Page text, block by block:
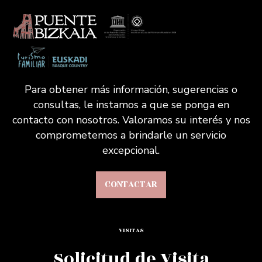
Para obtener más información, sugerencias o
consultas, le instamos a que se ponga en
contacto con nosotros. Valoramos su interés y nos
comprometemos a brindarle un servicio
excepcional.
CONTACTAR
VISITAS